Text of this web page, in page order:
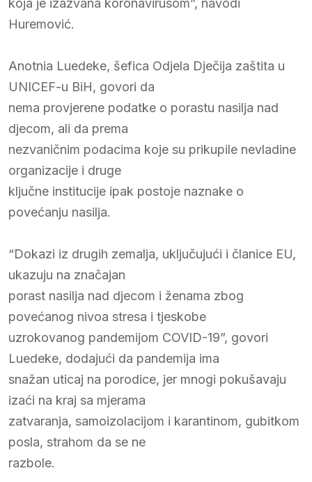
koja je izazvana koronavirusom”, navodi
Huremović.
Anotnia Luedeke, šefica Odjela Dječija zaštita u
UNICEF-u BiH, govori da
nema provjerene podatke o porastu nasilja nad
djecom, ali da prema
nezvaničnim podacima koje su prikupile nevladine
organizacije i druge
ključne institucije ipak postoje naznake o
povećanju nasilja.
“Dokazi iz drugih zemalja, uključujući i članice EU,
ukazuju na značajan
porast nasilja nad djecom i ženama zbog
povećanog nivoa stresa i tjeskobe
uzrokovanog pandemijom COVID-19”, govori
Luedeke, dodajući da pandemija ima
snažan uticaj na porodice, jer mnogi pokušavaju
izaći na kraj sa mjerama
zatvaranja, samoizolacijom i karantinom, gubitkom
posla, strahom da se ne
razbole.